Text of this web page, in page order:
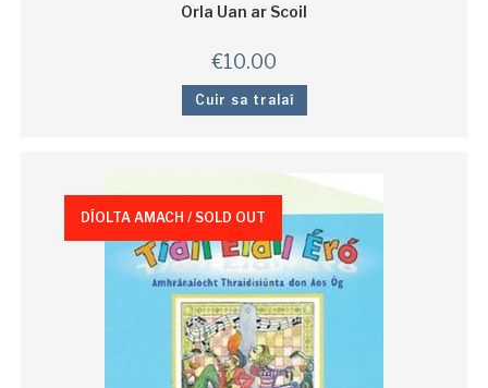
Orla Uan ar Scoil
€10.00
Cuir sa tralaí
DÍOLTA AMACH / SOLD OUT